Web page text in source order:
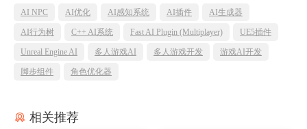
AI NPC AI优化 AI感知系统 AI插件 AI生成器
AI行为树 C++ AI系统 Fast AI Plugin (Multiplayer) UE5插件
Unreal Engine AI 多人游戏AI 多人游戏开发 游戏AI开发
脚步组件 角色优化器
相关推荐